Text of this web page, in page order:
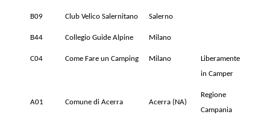
B09 Club Velico Salernitano Salerno
B44 Collegio Guide Alpine Milano
C04 Come Fare un Camping Milano
Liberamente
in Camper
A01 Comune di Acerra Acerra (NA)
Regione
Campania